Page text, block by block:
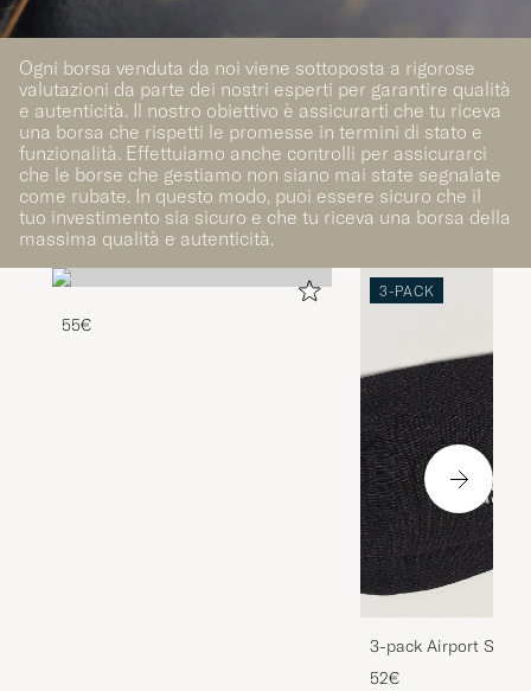
Ogni borsa venduta da noi viene sottoposta a rigorose
valutazioni da parte dei nostri esperti per garantire qualità
e autenticità. Il nostro obiettivo è assicurarti che tu riceva
una borsa che rispetti le promesse in termini di stato e
funzionalità. Effettuiamo anche controlli per assicurarci
che le borse che gestiamo non siano mai state segnalate
come rubate. In questo modo, puoi essere sicuro che il
tuo investimento sia sicuro e che tu riceva una borsa della
massima qualità e autenticità.
55€
3-PACK
3-pack Airport
Melange
52€